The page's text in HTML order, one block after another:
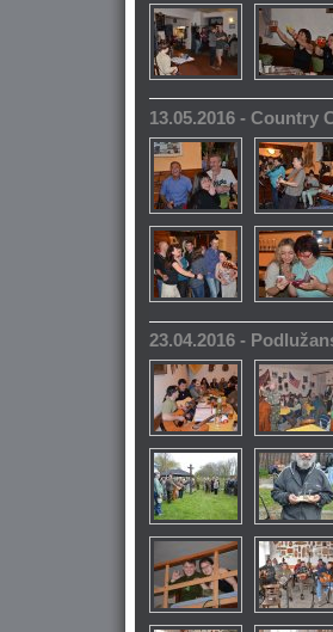
13.05.2016 - Country
23.04.2016 -